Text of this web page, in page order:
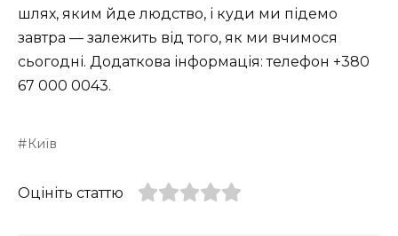
шлях, яким йде людство, і куди ми підемо
завтра — залежить від того, як ми вчимося
сьогодні. Додаткова інформація: телефон +380
67 000 0043.
Київ
Оцініть статтю